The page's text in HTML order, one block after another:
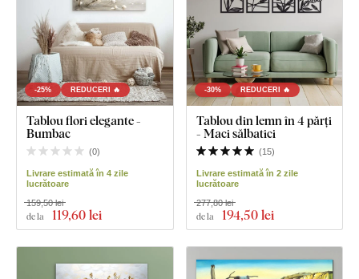
-25% REDUCERI 🔥
Tablou flori elegante -
Bumbac
(0)
Livrare estimată în 4 zile
lucrătoare
de la 119,60 lei
159,50 lei
-30% REDUCERI 🔥
Tablou din lemn în 4 părți
- Maci sălbatici
(15)
Livrare estimată în 2 zile
lucrătoare
de la 194,50 lei
277,80 lei